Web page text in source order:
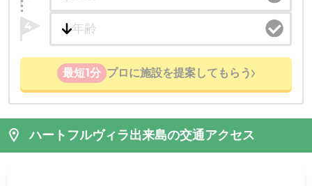
4
最短1分 プロに施設を提案してもらう
ハートフルヴィラ出来島の交通アクセス